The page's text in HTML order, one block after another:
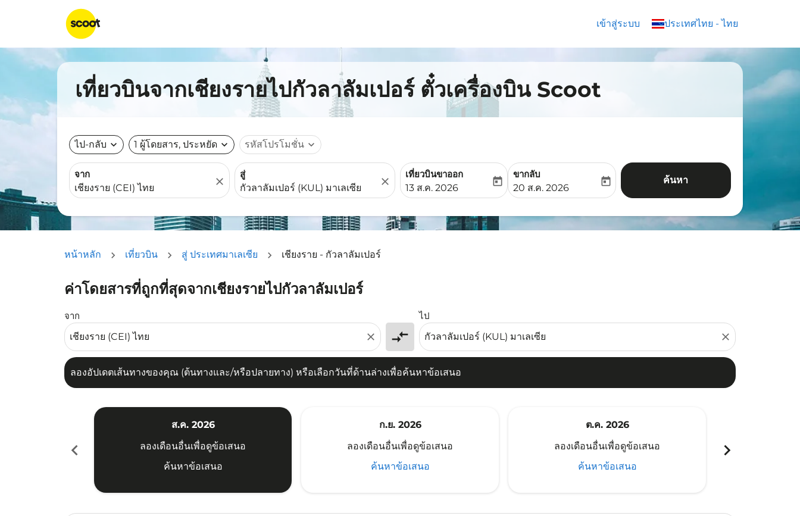
เข้าสู่ระบบ ประเทศไทย - ไทย
keyboard_arrow_down
เที่ยวบินจากเชียงรายไปกัวลาลัมเปอร์ ตั๋วเครื่องบิน Scoot
ไป-กลับ expand_more 1 ผู้โดยสาร, ประหยัด expand_more รหัสโปรโมชั่น expand_more
จาก
close
สู่
close
เที่ยวบินขาออก
fc-booking-departure-date-aria-label
13 ส.ค. 2026
today
ขากลับ
fc-booking-return-date-aria-label
20 ส.ค. 2026
today ค้นหา
หน้าหลัก เที่ยวบิน สู่ ประเทศมาเลเซีย เชียงราย - กัวลาลัมเปอร์
ค่าโดยสารที่ถูกที่สุดจากเชียงรายไปกัวลาลัมเปอร์
จาก
close compare_arrows
ไป
close
ลองอัปเดตเส้นทางของคุณ (ต้นทางและ/หรือปลายทาง) หรือเลือกวันที่ด้านล่างเพื่อค้นหาข้อเสนอ
ลองอัปเดตเส้นทางของคุณ (ต้นทางและ/หรือปลายทาง) หรือเลือกวันที่ด้านล่างเพื่อค้นหาข้อเสนอ
chevron_left
ส.ค. 2026
ลองเดือนอื่นเพื่อดูข้อเสนอ
ค้นหาข้อเสนอ
ก.ย. 2026
ลองเดือนอื่นเพื่อดูข้อเสนอ
ค้นหาข้อเสนอ
ต.ค. 2026
ลองเดือนอื่นเพื่อดูข้อเสนอ
ค้นหาข้อเสนอ
chevron_right